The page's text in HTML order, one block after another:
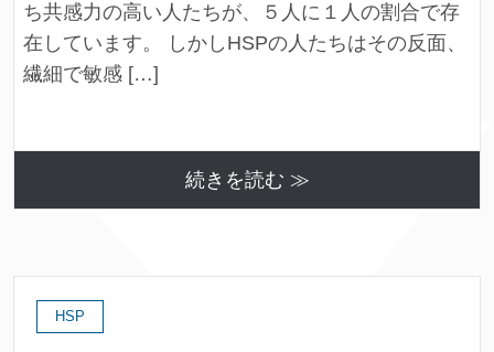
ち共感力の高い人たちが、５人に１人の割合で存
在しています。 しかしHSPの人たちはその反面、
繊細で敏感 […]
続きを読む ≫
HSP